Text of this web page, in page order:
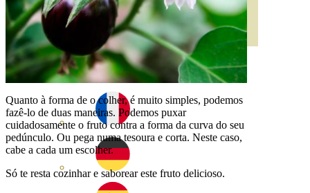
Quanto à forma de o colher, é muito simples, podemos
fazê-lo de duas maneiras. Podemos puxar
cuidadosamente o fruto contra a forma da curva do seu
pedúnculo. Ou pega numa tesoura e corta. Neste caso,
cabe a cada um escolher.
Só te resta cozinhar e saborear este fruto delicioso.